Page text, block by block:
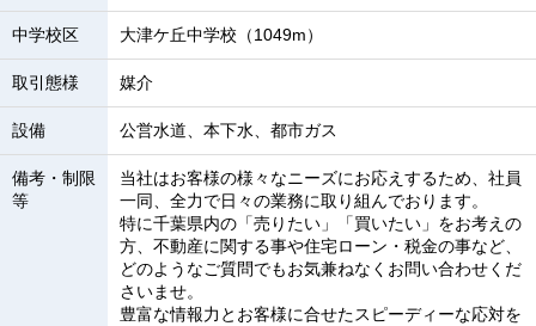
中学校区 大津ケ丘中学校（1049m）
取引態様 媒介
設備 公営水道、本下水、都市ガス
備考・制限
等
当社はお客様の様々なニーズにお応えするため、社員
一同、全力で日々の業務に取り組んでおります。
特に千葉県内の「売りたい」「買いたい」をお考えの
方、不動産に関する事や住宅ローン・税金の事など、
どのようなご質問でもお気兼ねなくお問い合わせくだ
さいませ。
豊富な情報力とお客様に合せたスピーディーな応対を